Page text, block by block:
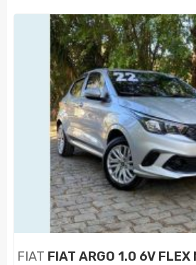
FIAT FIAT ARGO 1.0 6V